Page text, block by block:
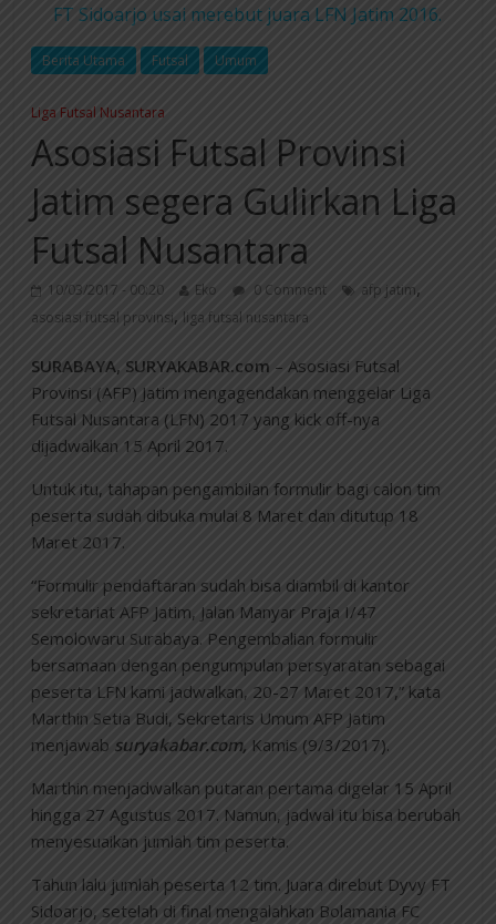
FT Sidoarjo usai merebut juara LFN Jatim 2016.
Berita Utama Futsal Umum
Liga Futsal Nusantara
Asosiasi Futsal Provinsi
Jatim segera Gulirkan Liga
Futsal Nusantara
10/03/2017 - 00:20 Eko 0 Comment afp jatim,
asosiasi futsal provinsi , liga futsal nusantara
SURABAYA, SURYAKABAR.com – Asosiasi Futsal
Provinsi (AFP) Jatim mengagendakan menggelar Liga
Futsal Nusantara (LFN) 2017 yang kick off-nya
dijadwalkan 15 April 2017.
Untuk itu, tahapan pengambilan formulir bagi calon tim
peserta sudah dibuka mulai 8 Maret dan ditutup 18
Maret 2017.
“Formulir pendaftaran sudah bisa diambil di kantor
sekretariat AFP Jatim, Jalan Manyar Praja I/47
Semolowaru Surabaya. Pengembalian formulir
bersamaan dengan pengumpulan persyaratan sebagai
peserta LFN kami jadwalkan, 20-27 Maret 2017,” kata
Marthin Setia Budi, Sekretaris Umum AFP Jatim
menjawab suryakabar.com, Kamis (9/3/2017).
Marthin menjadwalkan putaran pertama digelar 15 April
hingga 27 Agustus 2017. Namun, jadwal itu bisa berubah
menyesuaikan jumlah tim peserta.
Tahun lalu jumlah peserta 12 tim. Juara direbut Dyvy FT
Sidoarjo, setelah di final mengalahkan Bolamania FC